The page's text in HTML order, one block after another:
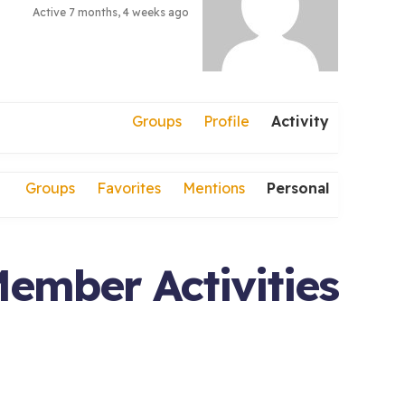
Active 7 months, 4 weeks ago
Activity
Profile
Groups
Personal
Mentions
Favorites
Groups
Activities